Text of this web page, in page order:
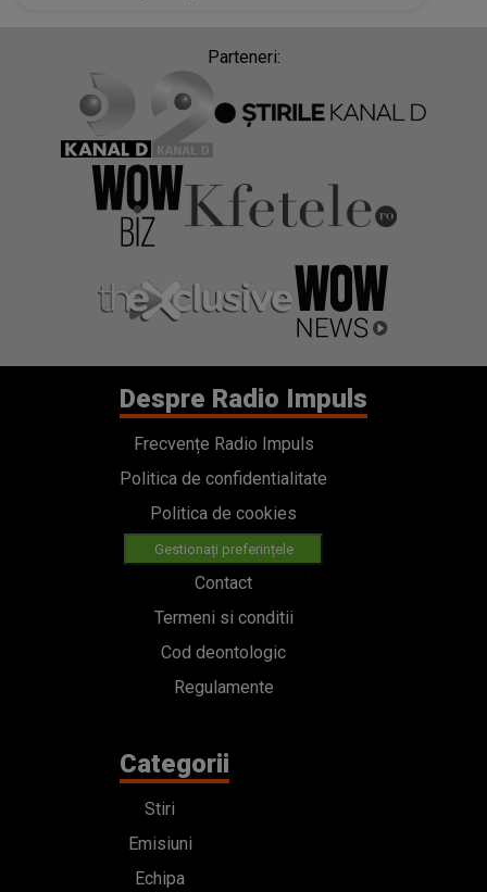
Parteneri:
Despre Radio Impuls
Frecvențe Radio Impuls
Politica de confidentialitate
Politica de cookies
Gestionați preferințele
Contact
Termeni si conditii
Cod deontologic
Regulamente
Categorii
Stiri
Emisiuni
Echipa